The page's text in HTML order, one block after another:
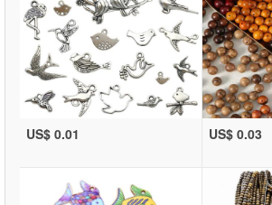
US$ 0.01 US$ 0.03